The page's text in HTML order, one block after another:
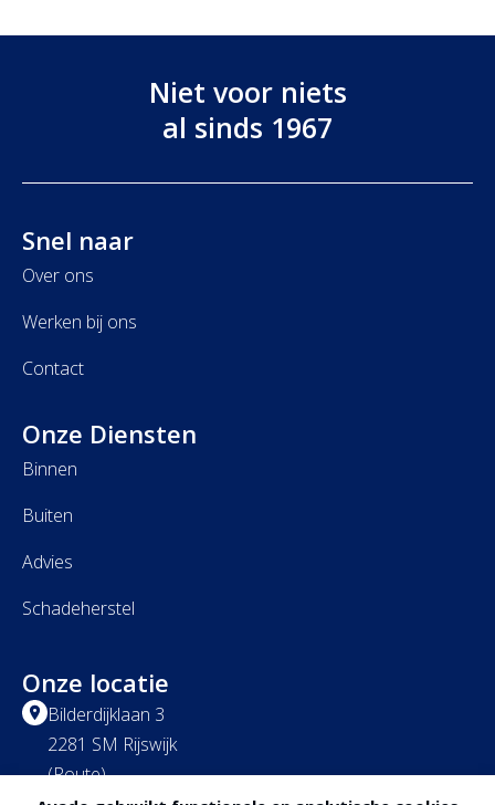
Niet voor niets
al sinds 1967
Snel naar
Over ons
Werken bij ons
Contact
Onze Diensten
Binnen
Buiten
Advies
Schadeherstel
Onze locatie
Bilderdijklaan 3
2281 SM Rijswijk
(Route)